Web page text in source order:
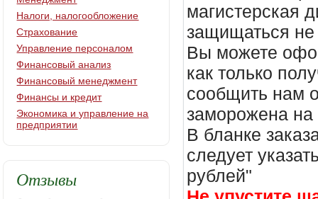
магистерская
защищаться не
Вы можете
как только
сообщить нам
заморожена
В бланке
следует
рублей"
Налоги, налогообложение
Страхование
Управление персоналом
Финансовый анализ
Финансовый менеджмент
Финансы и кредит
Экономика и управление на
предприятии
Отзывы